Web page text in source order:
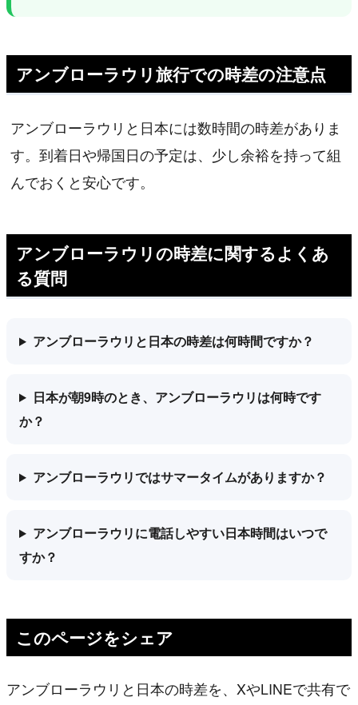
アンブローラウリ旅行での時差の注意点
アンブローラウリと日本には数時間の時差がありま
す。到着日や帰国日の予定は、少し余裕を持って組
んでおくと安心です。
アンブローラウリの時差に関するよくあ
る質問
アンブローラウリと日本の時差は何時間ですか？
日本が朝9時のとき、アンブローラウリは何時です
か？
アンブローラウリではサマータイムがありますか？
アンブローラウリに電話しやすい日本時間はいつで
すか？
このページをシェア
アンブローラウリと日本の時差を、XやLINEで共有で